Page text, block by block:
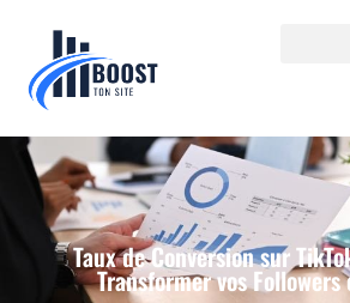
Taux de Conversion sur
Transformer vos